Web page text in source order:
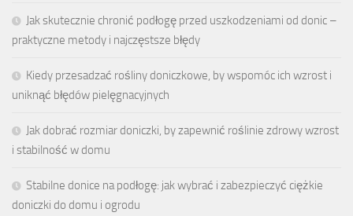
Jak skutecznie chronić podłogę przed uszkodzeniami od donic –
praktyczne metody i najczęstsze błędy
Kiedy przesadzać rośliny doniczkowe, by wspomóc ich wzrost i
uniknąć błędów pielęgnacyjnych
Jak dobrać rozmiar doniczki, by zapewnić roślinie zdrowy wzrost
i stabilność w domu
Stabilne donice na podłogę: jak wybrać i zabezpieczyć ciężkie
doniczki do domu i ogrodu